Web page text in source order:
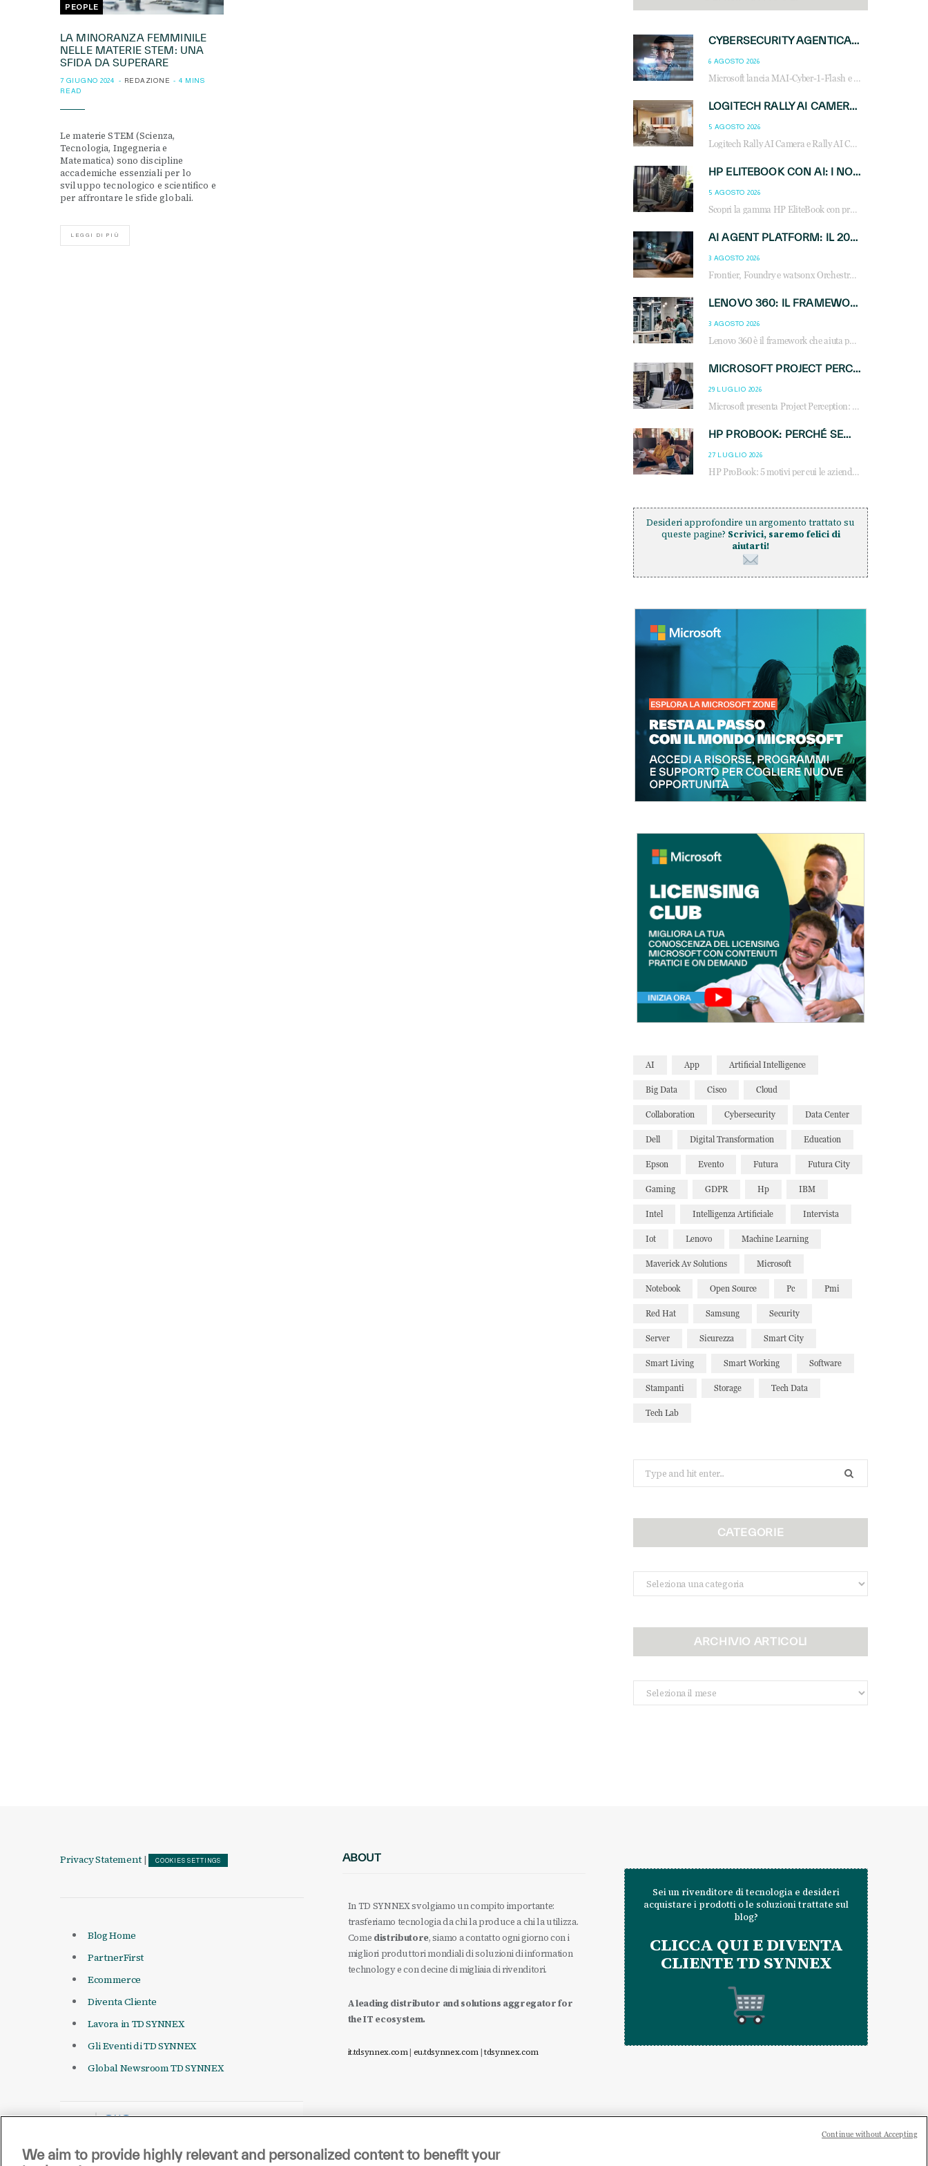
PEOPLE
LA MINORANZA FEMMINILE
NELLE MATERIE STEM: UNA
SFIDA DA SUPERARE
7 GIUGNO 2024 REDAZIONE
4 MINS
READ
Le materie STEM (Scienza,
Tecnologia, Ingegneria e
Matematica) sono discipline
accademiche essenziali per lo
sviluppo tecnologico e scientifico e
per affrontare le sfide globali.
LEGGI DI PIÙ
CYBERSECURITY AGENTICA: CON PERCEPTION E MAI-CYBER-1-FLASH MICROSOFT APRE NUOVI SERVIZI PER IL CANALE
6 AGOSTO 2026
Microsoft lancia MAI-Cyber-1-Flash e Perception: cybersecurity agentica in preview dal 3 novembre. Cosa cambia per MSP, system integrator e reseller.
LOGITECH RALLY AI CAMERA: L’INTELLIGENZA ARTIFICIALE ENTRA NELLE SALE RIUNIONI DI NUOVA GENERAZIONE
5 AGOSTO 2026
Logitech Rally AI Camera e Rally AI Camera Pro trasformano gli spazi di collaborazione con AI, inquadratura intelligente, multi-camera e gestione avanzata dei meeting ibridi.
HP ELITEBOOK CON AI: I NOTEBOOK BUSINESS INTELLIGENTI CHE TRASFORMANO PRODUTTIVITÀ, SICUREZZA E LAVORO IBRIDO
5 AGOSTO 2026
Scopri la gamma HP EliteBook con processori Intel® Core™ Ultra e AMD Ryzen™ AI. Notebook business progettati per aumentare la produttività, migliorare la collaborazione e garantire sicurezza avanzata in ufficio e in mobilità.
AI AGENT PLATFORM: IL 2026 È L’ANNO DEL «SISTEMA OPERATIVO» PER GLI AGENTI AZIENDALI
3 AGOSTO 2026
Frontier, Foundry e watsonx Orchestrate: la guerra delle piattaforme AI agent ridisegna il mercato IT. Cosa cambia per reseller, MSP e system integrator.
LENOVO 360: IL FRAMEWORK CHE UNISCE INNOVAZIONE, SOSTENIBILITÀ E CRESCITA DEL BUSINESS
3 AGOSTO 2026
Lenovo 360 è il framework che aiuta partner e clienti a crescere attraverso AI, sostenibilità, servizi e competenze. Scopri vantaggi, opportunità e casi d’uso.
MICROSOFT PROJECT PERCEPTION: COME GLI AGENTI AI CAMBIERANNO SOC, CYBERSECURITY E SERVIZI MSP
29 LUGLIO 2026
Microsoft presenta Project Perception: scopri come gli agenti AI possono trasformare cybersecurity, SOC e servizi gestiti degli MSP.
HP PROBOOK: PERCHÉ SEMPRE PIÙ AZIENDE SCELGONO NOTEBOOK PROGETTATI PER IL LAVORO MODERNO
27 LUGLIO 2026
HP ProBook: 5 motivi per cui le aziende scelgono i notebook business HP per migliorare produttività, sicurezza e gestione dell’AI.
Desideri approfondire un argomento trattato su
queste pagine? Scrivici, saremo felici di
aiutarti!
AI App Artificial Intelligence
Big Data Cisco Cloud
Collaboration Cybersecurity Data Center
Dell Digital Transformation Education
Epson Evento Futura Futura City
Gaming GDPR Hp IBM
Intel Intelligenza Artificiale Intervista
Iot Lenovo Machine Learning
Maverick Av Solutions Microsoft
Notebook Open Source Pc Pmi
Red Hat Samsung Security
Server Sicurezza Smart City
Smart Living Smart Working Software
Stampanti Storage Tech Data
Tech Lab
for:
CATEGORIE
Categorie
ARCHIVIO ARTICOLI
Archivio
Articoli
Privacy Statement | COOKIES SETTINGS
Blog Home
PartnerFirst
Ecommerce
Diventa Cliente
Lavora in TD SYNNEX
Gli Eventi di TD SYNNEX
Global Newsroom TD SYNNEX
ABOUT
In TD SYNNEX svolgiamo un compito importante:
trasferiamo tecnologia da chi la produce a chi la utilizza.
Come distributore, siamo a contatto ogni giorno con i
migliori produttori mondiali di soluzioni di information
technology e con decine di migliaia di rivenditori.
A leading distributor and solutions aggregator for
the IT ecosystem.
it.tdsynnex.com| eu.tdsynnex.com|tdsynnex.com
Sei un rivenditore di tecnologia e desideri
acquistare i prodotti o le soluzioni trattate sul
blog?
CLICCA QUI E DIVENTA
CLIENTE TD SYNNEX
We aim to provide highly relevant and personalized content to benefit your
Continue without Accepting